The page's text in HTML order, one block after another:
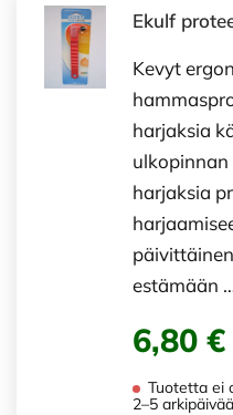
Ekulf
Kevyt
harjaksia
ulkopinnan
harjaksia
estämään
6,80 €
Tuotetta ei
2–5